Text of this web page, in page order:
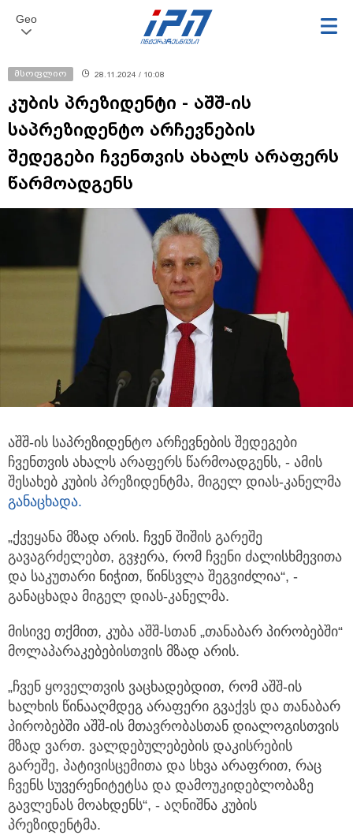
Geo
მსოფლიო 28.11.2024 / 10:08
კუბის პრეზიდენტი - აშშ-ის
საპრეზიდენტო არჩევნების
შედეგები ჩვენთვის ახალს არაფერს
წარმოადგენს
აშშ-ის საპრეზიდენტო არჩევნების შედეგები
ჩვენთვის ახალს არაფერს წარმოადგენს, - ამის
შესახებ კუბის პრეზიდენტმა, მიგელ დიას-კანელმა
განაცხადა.
„ქვეყანა მზად არის. ჩვენ შიშის გარეშე
გავაგრძელებთ, გვჯერა, რომ ჩვენი ძალისხმევითა
და საკუთარი ნიჭით, წინსვლა შეგვიძლია“, -
განაცხადა მიგელ დიას-კანელმა.
მისივე თქმით, კუბა აშშ-სთან „თანაბარ პირობებში“
მოლაპარაკებებისთვის მზად არის.
„ჩვენ ყოველთვის ვაცხადებდით, რომ აშშ-ის
ხალხის წინააღმდეგ არაფერი გვაქვს და თანაბარ
პირობებში აშშ-ის მთავრობასთან დიალოგისთვის
მზად ვართ. ვალდებულებების დაკისრების
გარეშე, პატივისცემითა და სხვა არაფრით, რაც
ჩვენს სუვერენიტეტსა და დამოუკიდებლობაზე
გავლენას მოახდენს“, - აღნიშნა კუბის
პრეზიდენტმა.